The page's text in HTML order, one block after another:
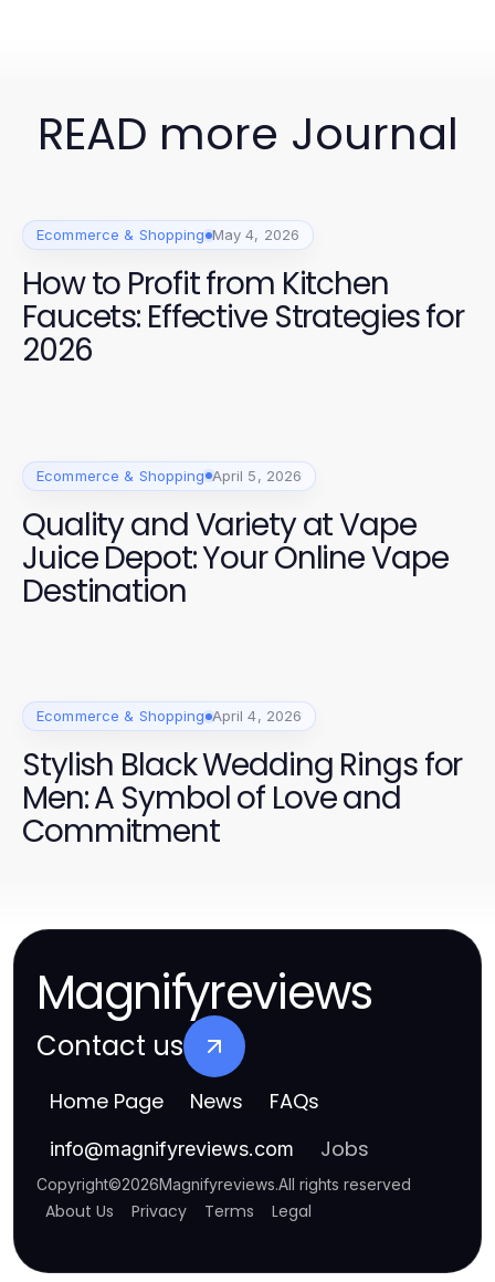
READ more Journal
Ecommerce & Shopping May 4, 2026
How to Profit from Kitchen
Faucets: Effective Strategies for
2026
Ecommerce & Shopping April 5, 2026
Quality and Variety at Vape
Juice Depot: Your Online Vape
Destination
Ecommerce & Shopping April 4, 2026
Stylish Black Wedding Rings for
Men: A Symbol of Love and
Commitment
Magnifyreviews
Contact us
Home Page News FAQs
info@magnifyreviews.com Jobs
Copyright©2026Magnifyreviews.All rights reserved
About Us Privacy Terms Legal